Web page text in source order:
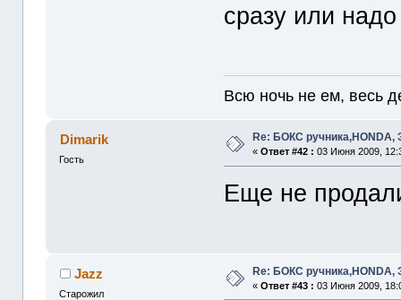
сразу или
Всю ночь не ем, весь
Dimarik
Гость
Re: БОКС
«Ответ #42 : 03 Июня 2009,
Еще не
Jazz
Старожил
Re: БОКС
«Ответ #43 : 03 Июня 2009,